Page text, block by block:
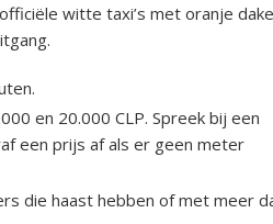
witte taxi’s met oranje
en 20.000 CLP. Spreek bij een
een prijs af als er geen meter
die haast hebben of met meer